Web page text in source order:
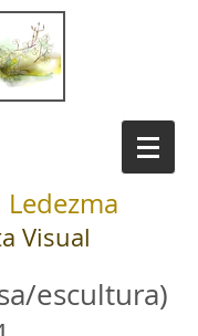
Visual
escultura)